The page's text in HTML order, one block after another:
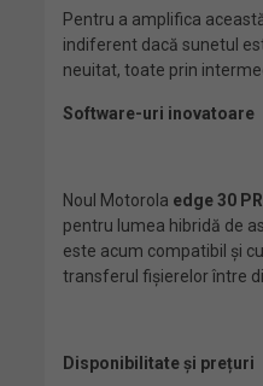
Pentru a amplifica
indiferent dacă sunetul
neuitat, toate prin
Software-uri inovatoare
Noul Motorola edge 30
pentru lumea hibridă de
este acum compatibil și
transferul fișierelor între
Disponibilitate și prețuri